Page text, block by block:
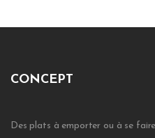
CONCEPT
Des plats à emporter ou à se